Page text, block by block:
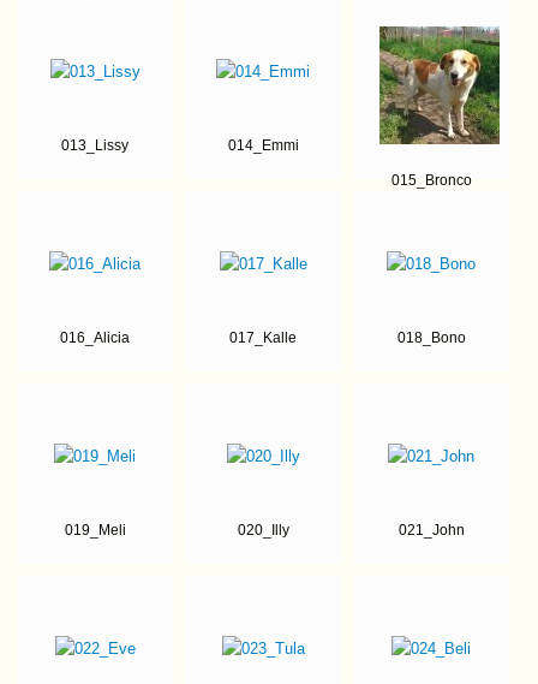
013_Lissy 014_Emmi
015_Bronco
016_Alicia 017_Kalle 018_Bono
019_Meli 020_Illy 021_John